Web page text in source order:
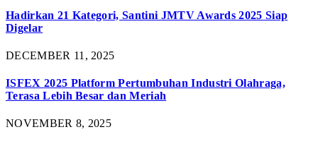
Hadirkan 21 Kategori, Santini JMTV Awards 2025 Siap
Digelar
DECEMBER 11, 2025
ISFEX 2025 Platform Pertumbuhan Industri Olahraga,
Terasa Lebih Besar dan Meriah
NOVEMBER 8, 2025